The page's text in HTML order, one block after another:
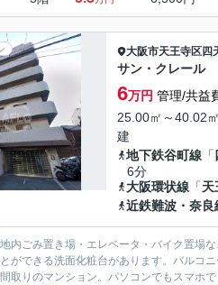
大阪市天王寺区四
サン・クレール
6万円 管理/共益
25.00㎡～40.02
建
地下鉄谷町線 「
6分
大阪環状線 「天
近鉄難波・奈良
内ごみ置き場・エレベータ・バイク置場
ができる洗面化粧台があります。バルコ
取りのマンション。パソコンでもスマホ